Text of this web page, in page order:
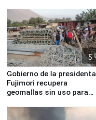
5
Gobierno de la presidenta
Fujimori recupera
geomallas sin uso para
Fenómeno El Niño